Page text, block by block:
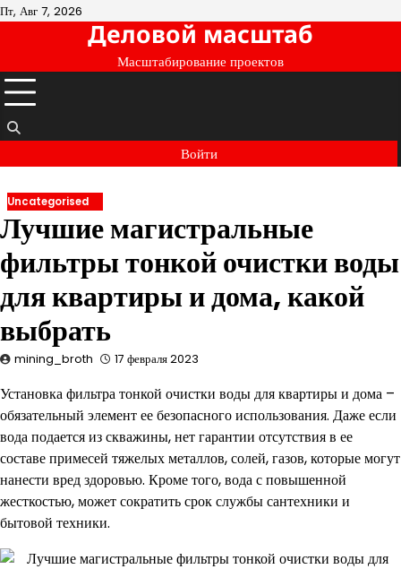
Перейти
Пт, Авг 7, 2026
Деловой масштаб
Масштабирование проектов
Войти
Uncategorised
Лучшие магистральные
фильтры тонкой очистки воды
для квартиры и дома, какой
выбрать
mining_broth 17 февраля 2023
Установка фильтра тонкой очистки воды для квартиры и дома –
обязательный элемент ее безопасного использования. Даже если
вода подается из скважины, нет гарантии отсутствия в ее
составе примесей тяжелых металлов, солей, газов, которые могут
нанести вред здоровью. Кроме того, вода с повышенной
жесткостью, может сократить срок службы сантехники и
бытовой техники.